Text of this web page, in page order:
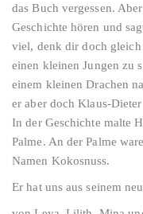
das Buch vergessen.
Geschichte hören und
viel, denk dir doch gleich
einen kleinen Jungen zu
einem kleinen Drachen
er aber doch Klaus-
In der Geschichte malte
Palme. An der Palme
Namen Kokosnuss.
Er hat uns aus seinem